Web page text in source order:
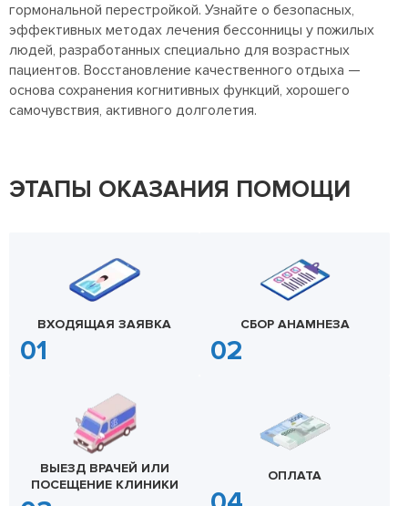
гормональной перестройкой. Узнайте о безопасных,
эффективных методах лечения бессонницы у пожилых
людей, разработанных специально для возрастных
пациентов. Восстановление качественного отдыха —
основа сохранения когнитивных функций, хорошего
самочувствия, активного долголетия.
ЭТАПЫ ОКАЗАНИЯ ПОМОЩИ
ВХОДЯЩАЯ ЗАЯВКА СБОР АНАМНЕЗА
ВЫЕЗД ВРАЧЕЙ ИЛИ
ПОСЕЩЕНИЕ КЛИНИКИ
ОПЛАТА